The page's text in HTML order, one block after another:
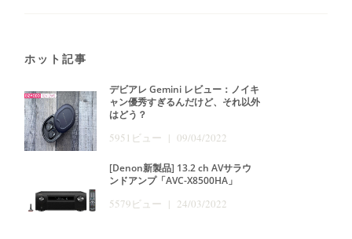
ホット記事
デビアレ Gemini レビュー：ノイキ
ャン優秀すぎるんだけど、それ以外
はどう？
5951ビュー | 09/04/2022
[Denon新製品] 13.2 ch AVサラウ
ンドアンプ「AVC-X8500HA」
5579ビュー | 24/03/2022